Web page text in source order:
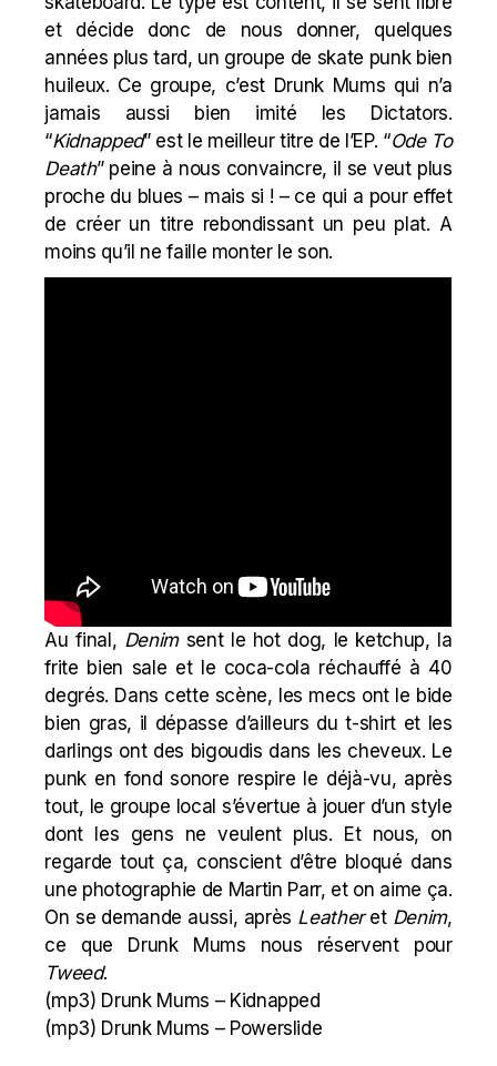
et décide donc de nous donner, quelques
années plus tard, un groupe de skate punk bien
huileux. Ce groupe, c’est Drunk Mums qui n’a
jamais aussi bien imité les Dictators.
“Kidnapped” est le meilleur titre de l’EP. “Ode To
Death” peine à nous convaincre, il se veut plus
proche du blues – mais si ! – ce qui a pour effet
de créer un titre rebondissant un peu plat. A
moins qu’il ne faille monter le son.
Au final, Denimsent le hot dog, le ketchup, la
frite bien sale et le coca-cola réchauffé à 40
degrés. Dans cette scène, les mecs ont le bide
bien gras, il dépasse d’ailleurs du t-shirt et les
darlings ont des bigoudis dans les cheveux. Le
punk en fond sonore respire le déjà-vu, après
tout, le groupe local s’évertue à jouer d’un style
dont les gens ne veulent plus. Et nous, on
regarde tout ça, conscient d’être bloqué dans
une photographie de Martin Parr, et on aime ça.
On se demande aussi, après Leatheret Denim,
ce que Drunk Mums nous réservent pour
Tweed.
(mp3) Drunk Mums – Kidnapped
(mp3) Drunk Mums – Powerslide